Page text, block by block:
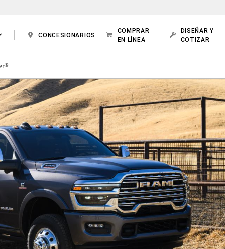
CONCESIONARIOS
COMPRAR
EN LÍNEA
DISEÑAR Y
COTIZAR
®